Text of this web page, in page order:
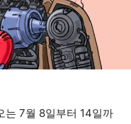
는 7월 8일부터 14일까